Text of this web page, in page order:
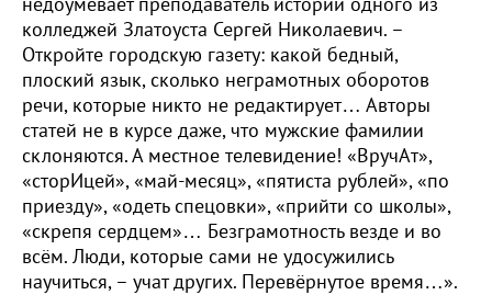
колледжей Златоуста Сергей Николаевич. –
Откройте городскую газету: какой бедный,
плоский язык, сколько неграмотных оборотов
речи, которые никто не редактирует… Авторы
статей не в курсе даже, что мужские фамилии
склоняются. А местное телевидение! «ВручАт»,
«сторИцей», «май-месяц», «пятиста рублей», «по
приезду», «одеть спецовки», «прийти со школы»,
«скрепя сердцем»… Безграмотность везде и во
всём. Люди, которые сами не удосужились
научиться, – учат других. Перевёрнутое время…».